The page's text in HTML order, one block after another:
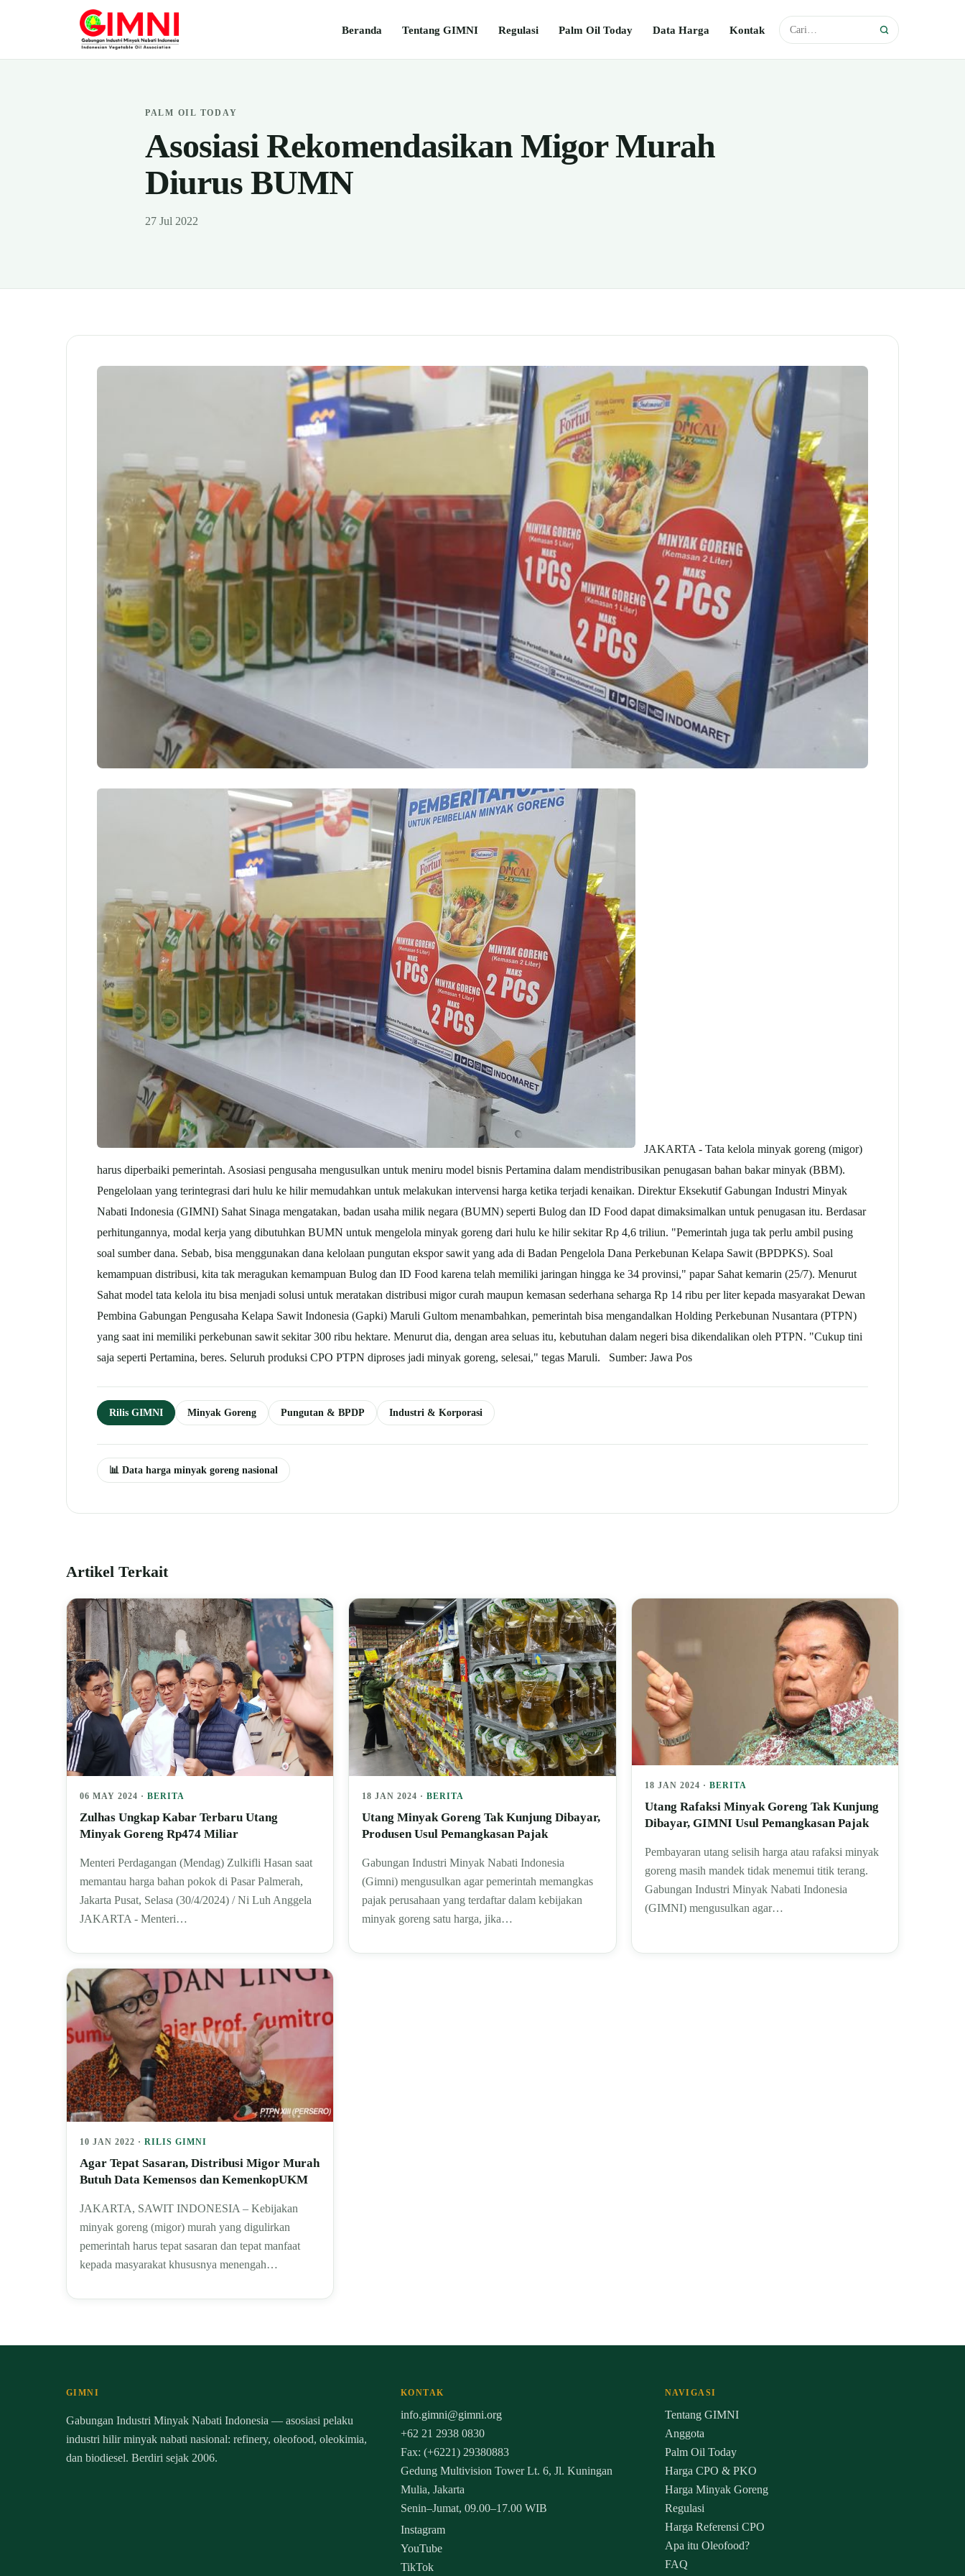
Beranda Tentang GIMNI Regulasi Palm Oil Today Data Harga Kontak
PALM OIL TODAY
Asosiasi Rekomendasikan Migor Murah
Diurus BUMN
27 Jul 2022
JAKARTA - Tata kelola minyak goreng (migor)
harus diperbaiki pemerintah. Asosiasi pengusaha mengusulkan untuk meniru model bisnis Pertamina dalam mendistribusikan penugasan bahan bakar minyak (BBM).
Pengelolaan yang terintegrasi dari hulu ke hilir memudahkan untuk melakukan intervensi harga ketika terjadi kenaikan. Direktur Eksekutif Gabungan Industri Minyak
Nabati Indonesia (GIMNI) Sahat Sinaga mengatakan, badan usaha milik negara (BUMN) seperti Bulog dan ID Food dapat dimaksimalkan untuk penugasan itu. Berdasar
perhitungannya, modal kerja yang dibutuhkan BUMN untuk mengelola minyak goreng dari hulu ke hilir sekitar Rp 4,6 triliun. "Pemerintah juga tak perlu ambil pusing
soal sumber dana. Sebab, bisa menggunakan dana kelolaan pungutan ekspor sawit yang ada di Badan Pengelola Dana Perkebunan Kelapa Sawit (BPDPKS). Soal
kemampuan distribusi, kita tak meragukan kemampuan Bulog dan ID Food karena telah memiliki jaringan hingga ke 34 provinsi," papar Sahat kemarin (25/7). Menurut
Sahat model tata kelola itu bisa menjadi solusi untuk meratakan distribusi migor curah maupun kemasan sederhana seharga Rp 14 ribu per liter kepada masyarakat Dewan
Pembina Gabungan Pengusaha Kelapa Sawit Indonesia (Gapki) Maruli Gultom menambahkan, pemerintah bisa mengandalkan Holding Perkebunan Nusantara (PTPN)
yang saat ini memiliki perkebunan sawit sekitar 300 ribu hektare. Menurut dia, dengan area seluas itu, kebutuhan dalam negeri bisa dikendalikan oleh PTPN. "Cukup tini
saja seperti Pertamina, beres. Seluruh produksi CPO PTPN diproses jadi minyak goreng, selesai," tegas Maruli. Sumber: Jawa Pos
Rilis GIMNI Minyak Goreng Pungutan & BPDP Industri & Korporasi
📊 Data harga minyak goreng nasional
Artikel Terkait
06 MAY 2024 · BERITA
Zulhas Ungkap Kabar Terbaru Utang
Minyak Goreng Rp474 Miliar
Menteri Perdagangan (Mendag) Zulkifli Hasan saat
memantau harga bahan pokok di Pasar Palmerah,
Jakarta Pusat, Selasa (30/4/2024) / Ni Luh Anggela
JAKARTA - Menteri…
18 JAN 2024 ·BERITA
Utang Minyak Goreng Tak Kunjung Dibayar,
Produsen Usul Pemangkasan Pajak
Gabungan Industri Minyak Nabati Indonesia
(Gimni) mengusulkan agar pemerintah memangkas
pajak perusahaan yang terdaftar dalam kebijakan
minyak goreng satu harga, jika…
18 JAN 2024 · BERITA
Utang Rafaksi Minyak Goreng Tak Kunjung
Dibayar, GIMNI Usul Pemangkasan Pajak
Pembayaran utang selisih harga atau rafaksi minyak
goreng masih mandek tidak menemui titik terang.
Gabungan Industri Minyak Nabati Indonesia
(GIMNI) mengusulkan agar…
10 JAN 2022 · RILIS GIMNI
Agar Tepat Sasaran, Distribusi Migor Murah
Butuh Data Kemensos dan KemenkopUKM
JAKARTA, SAWIT INDONESIA – Kebijakan
minyak goreng (migor) murah yang digulirkan
pemerintah harus tepat sasaran dan tepat manfaat
kepada masyarakat khususnya menengah…
GIMNI
Gabungan Industri Minyak Nabati Indonesia — asosiasi pelaku
industri hilir minyak nabati nasional: refinery, oleofood, oleokimia,
dan biodiesel. Berdiri sejak 2006.
KONTAK
info.gimni@gimni.org
+62 21 2938 0830
Fax: (+6221) 29380883
Gedung Multivision Tower Lt. 6, Jl. Kuningan
Mulia, Jakarta
Senin–Jumat, 09.00–17.00 WIB
Instagram
YouTube
TikTok
NAVIGASI
Tentang GIMNI
Anggota
Palm Oil Today
Harga CPO & PKO
Harga Minyak Goreng
Regulasi
Harga Referensi CPO
Apa itu Oleofood?
FAQ